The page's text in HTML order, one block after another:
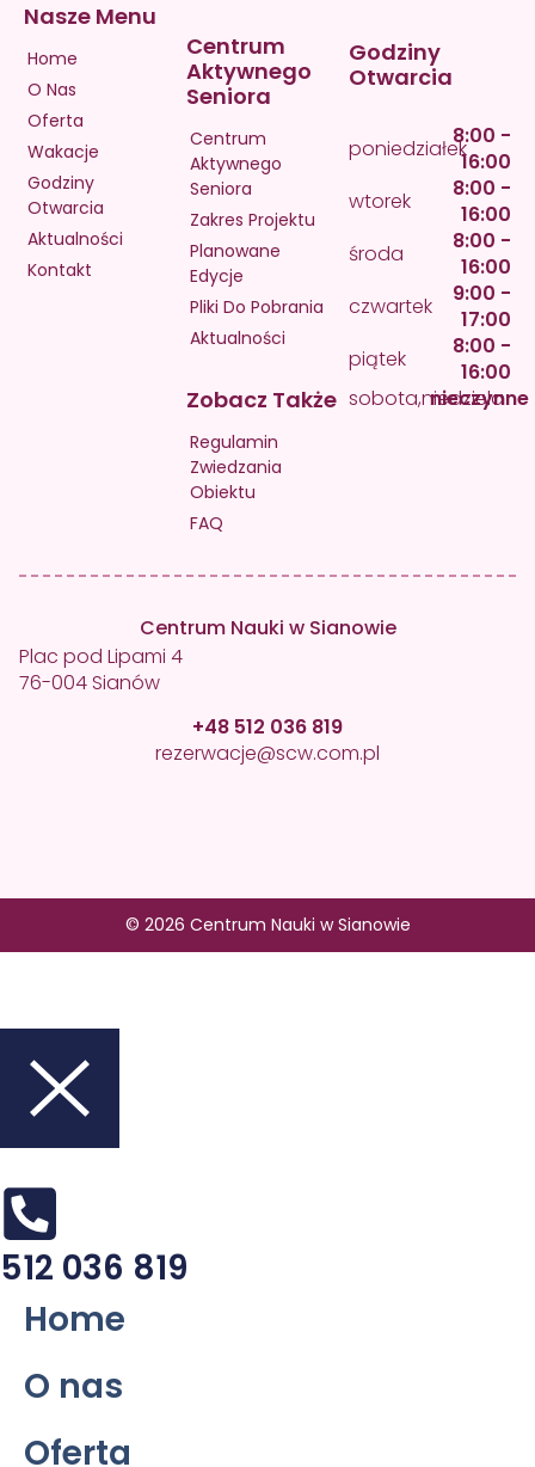
Nasze Menu
Home
O Nas
Oferta
Wakacje
Godziny
Otwarcia
Aktualności
Kontakt
Centrum
Aktywnego
Seniora
Centrum
Aktywnego
Seniora
Zakres Projektu
Planowane
Edycje
Pliki Do Pobrania
Aktualności
Zobacz Także
Regulamin
Zwiedzania
Obiektu
FAQ
Godziny
Otwarcia
poniedziałek8:00 -
16:00
wtorek
8:00 -
16:00
środa
8:00 -
16:00
czwartek
9:00 -
17:00
piątek
8:00 -
16:00
sobota,niedziela
nieczynne
Centrum Nauki w Sianowie
Plac pod Lipami 4
76-004 Sianów
+48 512 036 819
rezerwacje@scw.com.pl
© 2026 Centrum Nauki w Sianowie
512 036 819
Home
O nas
Oferta